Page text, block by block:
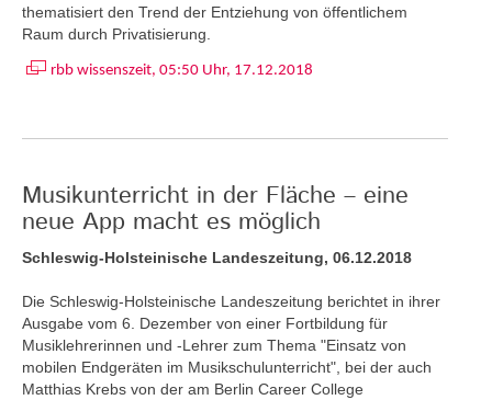
thematisiert den Trend der Entziehung von öffentlichem
Raum durch Privatisierung.
rbb wissenszeit, 05:50 Uhr, 17.12.2018
Musikunterricht in der Fläche – eine
neue App macht es möglich
Schleswig-Holsteinische Landeszeitung, 06.12.2018
Die Schleswig-Holsteinische Landeszeitung berichtet in ihrer
Ausgabe vom 6. Dezember von einer Fortbildung für
Musiklehrerinnen und -Lehrer zum Thema "Einsatz von
mobilen Endgeräten im Musikschulunterricht", bei der auch
Matthias Krebs von der am Berlin Career College